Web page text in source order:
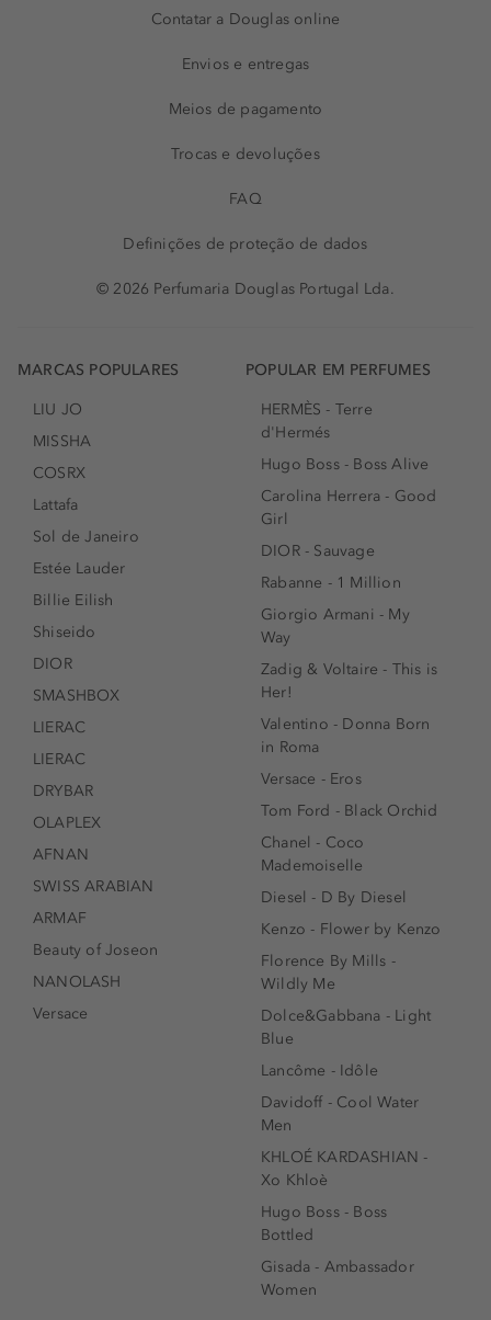
Contatar a Douglas online
Envios e entregas
Meios de pagamento
Trocas e devoluções
FAQ
Definições de proteção de dados
© 2026 Perfumaria Douglas Portugal Lda.
MARCAS POPULARES
LIU JO
MISSHA
COSRX
Lattafa
Sol de Janeiro
Estée Lauder
Billie Eilish
Shiseido
DIOR
SMASHBOX
LIERAC
LIERAC
DRYBAR
OLAPLEX
AFNAN
SWISS ARABIAN
ARMAF
Beauty of Joseon
NANOLASH
Versace
POPULAR EM PERFUMES
HERMÈS - Terre
d'Hermés
Hugo Boss - Boss Alive
Carolina Herrera - Good
Girl
DIOR - Sauvage
Rabanne - 1 Million
Giorgio Armani - My
Way
Zadig & Voltaire - This is
Her!
Valentino - Donna Born
in Roma
Versace - Eros
Tom Ford - Black Orchid
Chanel - Coco
Mademoiselle
Diesel - D By Diesel
Kenzo - Flower by Kenzo
Florence By Mills -
Wildly Me
Dolce&Gabbana - Light
Blue
Lancôme - Idôle
Davidoff - Cool Water
Men
KHLOÉ KARDASHIAN -
Xo Khloè
Hugo Boss - Boss
Bottled
Gisada - Ambassador
Women